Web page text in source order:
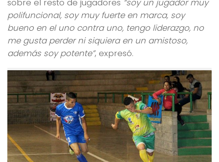
polifuncional, soy muy fuerte en marca, soy
bueno en el uno contra uno, tengo liderazgo, no
me gusta perder ni siquiera en un amistoso,
además soy potente”, expresó.